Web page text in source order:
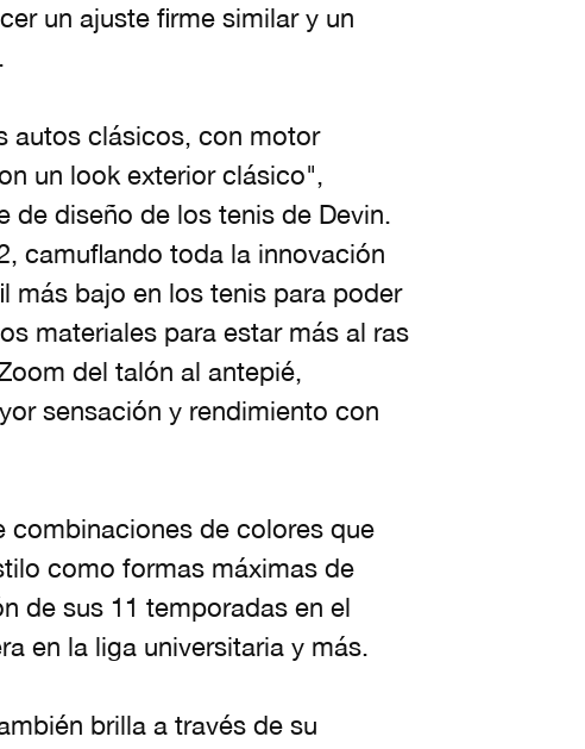
un ajuste firme similar y un
autos clásicos, con motor
un look exterior clásico",
de diseño de los tenis de Devin.
camuflando toda la innovación
más bajo en los tenis para poder
materiales para estar más al ras
del talón al antepié,
sensación y rendimiento con
combinaciones de colores que
como formas máximas de
de sus 11 temporadas en el
en la liga universitaria y más.
brilla a través de su